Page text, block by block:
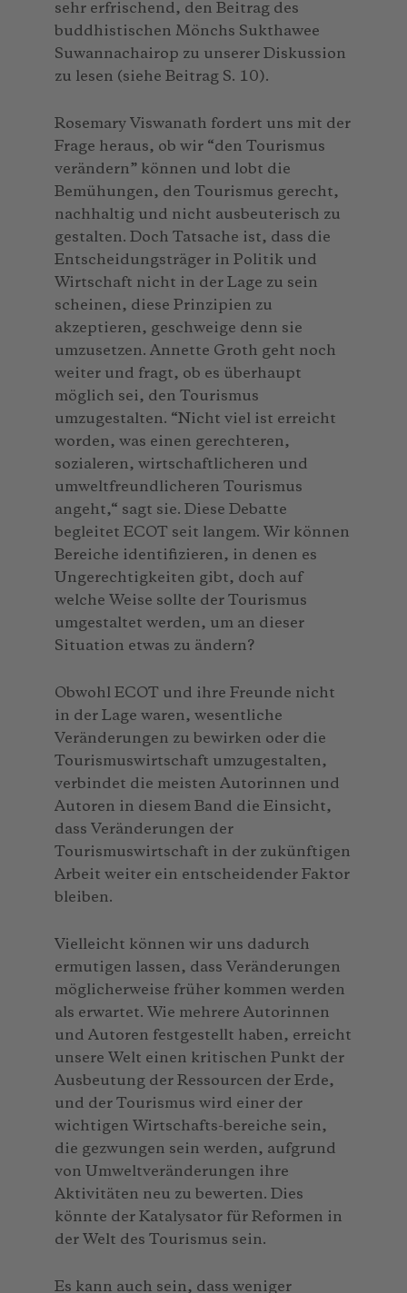
sehr erfrischend, den Beitrag des
buddhistischen Mönchs Sukthawee
Suwannachairop zu unserer Diskussion
zu lesen (siehe Beitrag S. 10).
Rosemary Viswanath fordert uns mit der
Frage heraus, ob wir “den Tourismus
verändern” können und lobt die
Bemühungen, den Tourismus gerecht,
nachhaltig und nicht ausbeuterisch zu
gestalten. Doch Tatsache ist, dass die
Entscheidungsträger in Politik und
Wirtschaft nicht in der Lage zu sein
scheinen, diese Prinzipien zu
akzeptieren, geschweige denn sie
umzusetzen. Annette Groth geht noch
weiter und fragt, ob es überhaupt
möglich sei, den Tourismus
umzugestalten. “Nicht viel ist erreicht
worden, was einen gerechteren,
sozialeren, wirtschaftlicheren und
umweltfreundlicheren Tourismus
angeht,“ sagt sie. Diese Debatte
begleitet ECOT seit langem. Wir können
Bereiche identifizieren, in denen es
Ungerechtigkeiten gibt, doch auf
welche Weise sollte der Tourismus
umgestaltet werden, um an dieser
Situation etwas zu ändern?
Obwohl ECOT und ihre Freunde nicht
in der Lage waren, wesentliche
Veränderungen zu bewirken oder die
Tourismuswirtschaft umzugestalten,
verbindet die meisten Autorinnen und
Autoren in diesem Band die Einsicht,
dass Veränderungen der
Tourismuswirtschaft in der zukünftigen
Arbeit weiter ein entscheidender Faktor
bleiben.
Vielleicht können wir uns dadurch
ermutigen lassen, dass Veränderungen
möglicherweise früher kommen werden
als erwartet. Wie mehrere Autorinnen
und Autoren festgestellt haben, erreicht
unsere Welt einen kritischen Punkt der
Ausbeutung der Ressourcen der Erde,
und der Tourismus wird einer der
wichtigen Wirtschafts-bereiche sein,
die gezwungen sein werden, aufgrund
von Umweltveränderungen ihre
Aktivitäten neu zu bewerten. Dies
könnte der Katalysator für Reformen in
der Welt des Tourismus sein.
Es kann auch sein, dass weniger